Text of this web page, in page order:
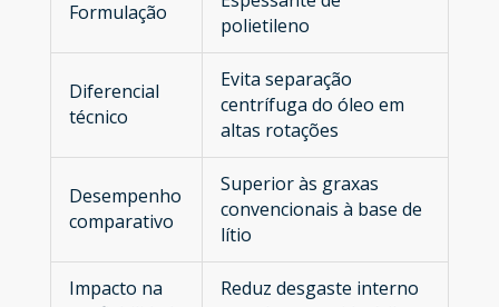
Formulação
polietileno
Diferencial
técnico
Evita separação
centrífuga do óleo em
altas rotações
Desempenho
comparativo
Superior às graxas
convencionais à base de
lítio
Impacto na
Reduz desgaste interno